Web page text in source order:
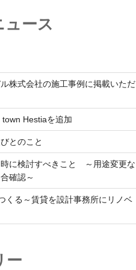
ュース
株式会社の施工事例に掲載いただ
Hestiaを追加
とのこと
に検討すべきこと ～用途変更な
確認～
くる～賃貸を設計事務所にリノベ
ー